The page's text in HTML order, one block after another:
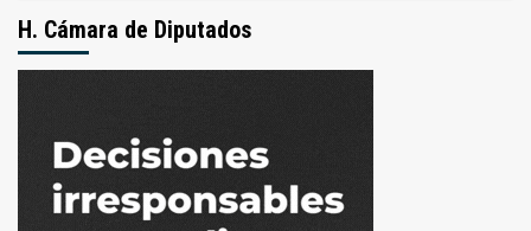
H. Cámara de Diputados